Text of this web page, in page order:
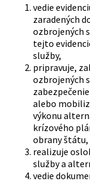
vedie
zaradených
ozbrojených
tejto
služby,
pripravuje,
ozbrojených
alebo
výkonu
krízového
obrany štátu,
realizuje
služby a
vedie